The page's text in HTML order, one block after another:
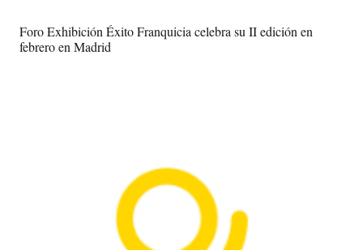
Foro Exhibición Éxito Franquicia celebra su II edición en
febrero en Madrid